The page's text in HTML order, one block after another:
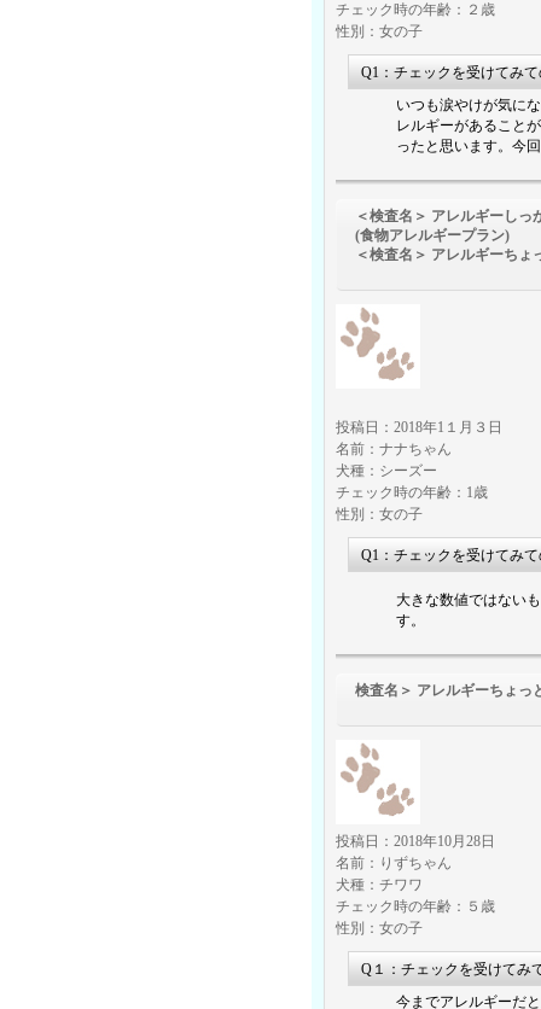
チェック時の年齢：２歳
性別：女の子
Q1：チェックを受けてみ
いつも涙やけが気に
レルギーがあること
ったと思います。今
＜検査名＞ アレルギーし
(食物アレルギープラン)
＜検査名＞ アレルギーち
投稿日：2018年1１月３日
名前：ナナちゃん
犬種：シーズー
チェック時の年齢：1歳
性別：女の子
Q1：チェックを受けてみ
大きな数値ではない
す。
検査名＞ アレルギーちょっ
投稿日：2018年10月28日
名前：りずちゃん
犬種：チワワ
チェック時の年齢：５歳
性別：女の子
Q１：チェックを受けてみ
今までアレルギーだ